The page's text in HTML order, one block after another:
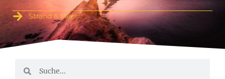
Strand & Meer